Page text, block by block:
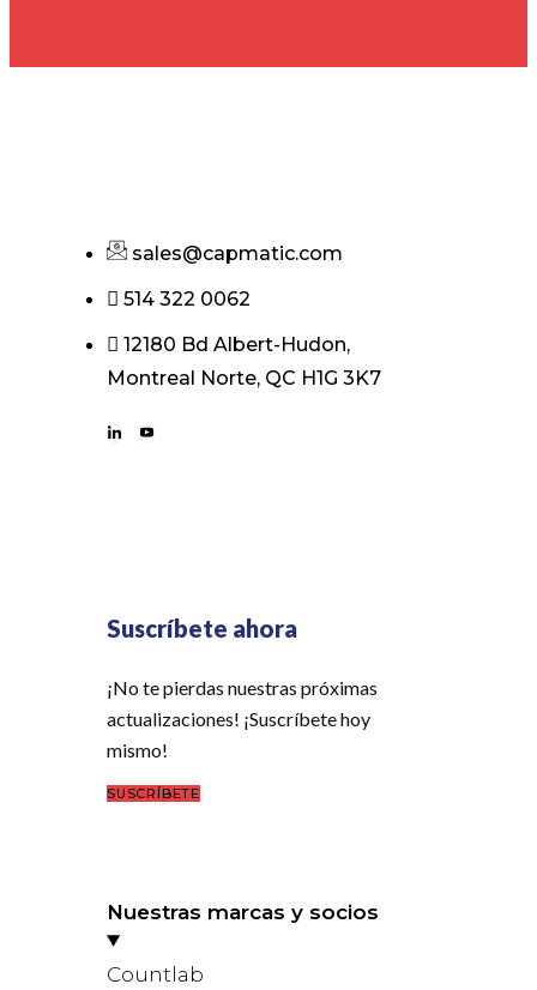
sales@capmatic.com
514 322 0062
12180 Bd Albert-Hudon,
Montreal Norte, QC H1G 3K7
Suscríbete ahora
¡No te pierdas nuestras próximas
actualizaciones! ¡Suscríbete hoy
mismo!
SUSCRÍBETE
Nuestras marcas y socios
Countlab